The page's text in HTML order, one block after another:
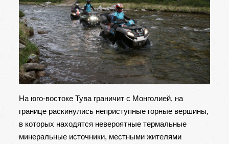
На юго-востоке Тува граничит с Монголией, на
границе раскинулись неприступные горные вершины,
в которых находятся невероятные термальные
минеральные источники, местными жителями